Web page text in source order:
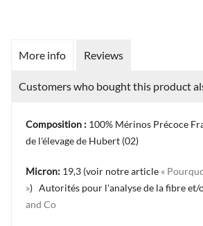
More info Reviews
Customers who bought this product
Composition : 100% Mérinos Précoce
de l'élevage de Hubert (02)
Micron: 19,3 (voir notre article «
») Autorités pour l'analyse de la fibre et/
and Co